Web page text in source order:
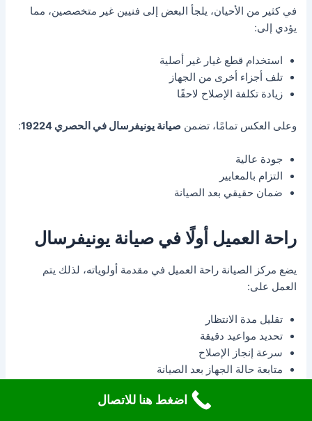
في كثير من الأحيان، يلجأ البعض إلى فنيين غير متخصصين، مما
يؤدي إلى:
استخدام قطع غيار غير أصلية
تلف أجزاء أخرى من الجهاز
زيادة تكلفة الإصلاح لاحقًا
وعلى العكس تمامًا، تضمنصيانة يونيفرسال في الحصري 19224 :
جودة عالية
التزام بالمعايير
ضمان حقيقي بعد الصيانة
راحة العميل أولًا في صيانة يونيفرسال
يضع مركز الصيانة راحة العميل في مقدمة أولوياته، لذلك يتم
العمل على:
تقليل مدة الانتظار
تحديد مواعيد دقيقة
سرعة إنجاز الإصلاح
متابعة حالة الجهاز بعد الصيانة
وهذا ما يخلق علاقة طويلة الأمد بين المركز والعملاء.
اضغط هنا للاتصال